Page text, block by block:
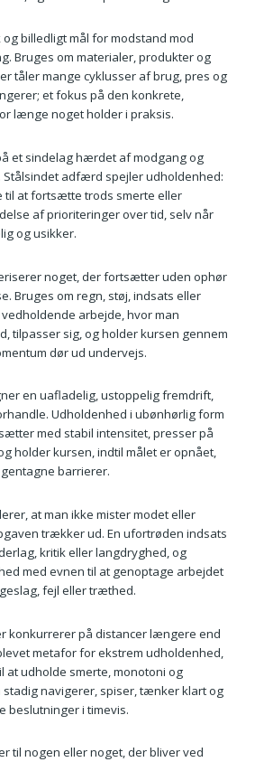
og billedligt mål for modstand mod
Bruges om materialer, produkter og
tåler mange cyklusser af brug, pres og
et fokus på den konkrete,
længe noget holder i praksis.
et sindelag hærdet af modgang og
Stålsindet adfærd spejler udholdenhed:
til at fortsætte trods smerte eller
af prioriteringer over tid, selv når
og usikker.
noget, der fortsætter uden ophør
Bruges om regn, støj, indsats eller
arbejde, hvor man
tilpasser sig, og holder kursen gennem
dør ud undervejs.
en uafladelig, ustoppelig fremdrift,
Udholdenhed i ubønhørlig form
med stabil intensitet, presser på
holder kursen, indtil målet er opnået,
barrierer.
at man ikke mister modet eller
trækker ud. En ufortrøden indsats
kritik eller langdryghed, og
med evnen til at genoptage arbejdet
fejl eller træthed.
konkurrerer på distancer længere end
metafor for ekstrem udholdenhed,
at udholde smerte, monotoni og
stadig navigerer, spiser, tænker klart og
i timevis.
til nogen eller noget, der bliver ved